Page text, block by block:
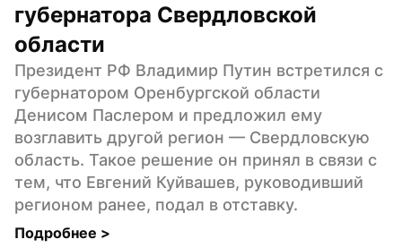
губернатора Свердловской
области
Президент РФ Владимир Путин встретился с
губернатором Оренбургской области
Денисом Паслером и предложил ему
возглавить другой регион — Свердловскую
область. Такое решение он принял в связи с
тем, что Евгений Куйвашев, руководивший
регионом ранее, подал в отставку.
Подробнее >